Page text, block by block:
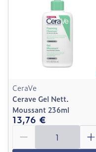
CeraVe
Cerave Gel Nett.
Moussant 236ml
13,76 €
Quantité